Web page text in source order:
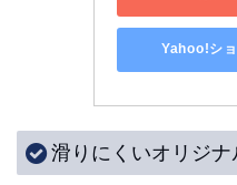
Yahoo!シ
滑りにくいオリジ